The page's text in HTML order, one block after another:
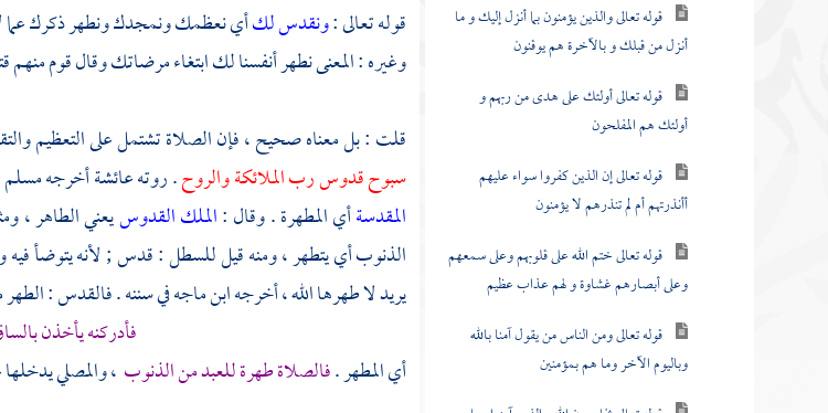
قوله تعالى والذين يؤمنون بما أنزل إليك و ما
أنزل من قبلك و بالآخرة هم يوقنون
قوله تعالى أولئك على هدى من ربهم و
أولئك هم المفلحون
قوله تعالى إن الذين كفروا سواء عليهم
أأنذرتهم أم لم تنذرهم لا يؤمنون
قوله تعالى ختم الله على قلوبهم وعلى سمعهم
وعلى أبصارهم غشاوة و لهم عذاب عظيم
قوله تعالى ومن الناس من يقول آمنا بالله
وباليوم الآخر وما هم بمؤمنين
قوله تعالى :ونقدس لكأي نعظمك ونمجدك ونطهر ذكرك عما
وغيره : المعنى نطهر أنفسنا لك ابتغاء مرضاتك وقال قوم منهم
قلت : بل معناه صحيح ، فإن الصلاة تشتمل على التعظيم
سبوح قدوس رب الملائكة والروح. روتهعائشةأخرجهمسلم
المقدسةأي المطهرة . وقال :الملك القدوسيعني الطاهر ،
الذنوب أي يتطهر ، ومنه قيل للسطل : قدس ; لأنه يتوضأ فيه
يريد لا طهرها الله ، أخرجهابن ماجهفي سننه . فالقدس :
فأدركنه يأخذن
أي المطهر .فالصلاة طهرة للعبد من الذنوب ، والمصلي